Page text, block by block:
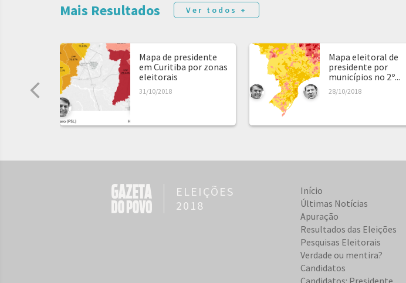
Mais Resultados Ver todos +
Mapa de presidente
em Curitiba por zonas
eleitorais
31/10/2018
Mapa eleitoral de
presidente por
municípios no 2º...
28/10/2018
ELEIÇÕES
2018
Início
Últimas Notícias
Apuração
Resultados das Eleições
Pesquisas Eleitorais
Verdade ou mentira?
Candidatos
Candidatos: Presidente